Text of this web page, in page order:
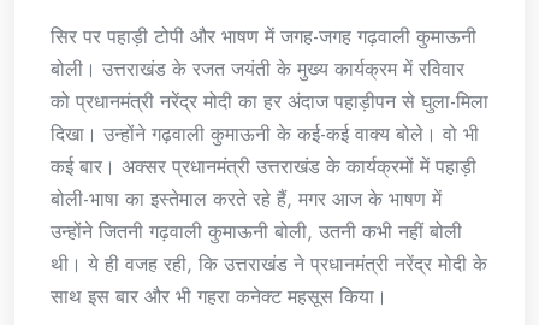
सिर पर पहाड़ी टोपी और भाषण में जगह-जगह गढ़वाली कुमाऊनी
बोली। उत्तराखंड के रजत जयंती के मुख्य कार्यक्रम में रविवार
को प्रधानमंत्री नरेंद्र मोदी का हर अंदाज पहाड़ीपन से घुला-मिला
दिखा। उन्होंने गढ़वाली कुमाऊनी के कई-कई वाक्य बोले। वो भी
कई बार। अक्सर प्रधानमंत्री उत्तराखंड के कार्यक्रमों में पहाड़ी
बोली-भाषा का इस्तेमाल करते रहे हैं, मगर आज के भाषण में
उन्होंने जितनी गढ़वाली कुमाऊनी बोली, उतनी कभी नहीं बोली
थी। ये ही वजह रही, कि उत्तराखंड ने प्रधानमंत्री नरेंद्र मोदी के
साथ इस बार और भी गहरा कनेक्ट महसूस किया।